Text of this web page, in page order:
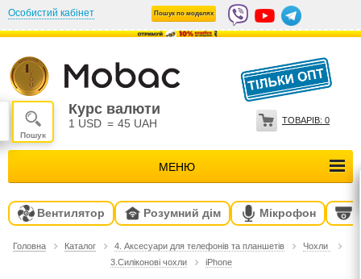
Особистий кабінет Пошук по моделях
Курс валюти
1 USD = 45 UAH
МЕНЮ
ТОВАРІВ: 0
Вентилятор Розумний дім Мікрофон
Головна Каталог 4. Аксесуари для телефонів та планшетів
Чохли
3.Силіконові чохли
iPhone